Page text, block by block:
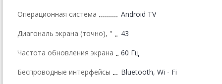
Операционная система Android TV
Диагональ экрана (точно), " 43
Частота обновления экрана 60 Гц
Беспроводные интерфейсы Bluetooth, Wi - Fi